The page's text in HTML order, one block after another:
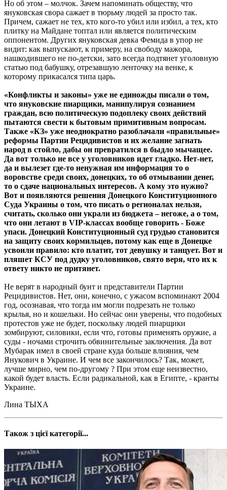
Но об этом – молчок. Зачем напоминать обществу, что
януковская свора сажает в тюрьму людей за просто так.
Причем, сажает не тех, кто кого-то убил или избил, а тех, кто
плитку на Майдане топтал или является политическим
оппонентом. Других януковская девка Фемида в упор не
видит: как выпускают, к примеру, на свободу мажора,
нашкодившего не по-детски, зато всегда подтянет уголовную
статью под бабушку, отрезавшую ленточку на венке, к
которому прикасался типа царь.
«Конфликты и законы» уже не единожды писали о том,
что януковские пиарщики, манипулируя сознанием
граждан, всю политическую подоплеку своих действий
пытаются свести к бытовым примитивным вопросам.
Также «КЗ» уже неоднократно разоблачали «правильные»
реформы Партии Рецидивистов и их желание загнать
народ в стойло, дабы он превратился в быдло мычащее.
Да вот только не все у уголовников идет гладко. Нет-нет,
да и вылезет где-то ненужная им информация то о
воровстве среди своих, донецких, то об отмывании денег,
то о сдаче национальных интересов. А кому это нужно?
Вот и появляются решения Донецкого Конституционного
Суда Украины о том, что писать о регионалах нельзя,
считать, сколько они украли из бюджета – негоже, а о том,
что они летают в VIP-классах вообще говорить - Боже
упаси. Донецкий Конституционный суд грудью становится
на защиту своих кормильцев, потому как еще в Донецке
усвоили правило: кто платит, тот девушку и танцует. Вот и
пляшет КСУ под дудку уголовников, свято веря, что их к
ответу никто не притянет.
Не верят в народный бунт и представители Партии
Рецидивистов. Нет, они, конечно, с ужасом вспоминают 2004
год, осознавая, что тогда им могли подрезать не только
крылья, но и кошельки. Но сейчас они уверены, что подобных
протестов уже не будет, поскольку людей пиарщики
зомбируют, силовики, если что, готовы применять оружие, а
суды - ночами строчить обвинительные заключения. Да вот
Мубарак имел в своей стране куда больше влияния, чем
Янукович в Украине. И чем все закончилось? Так, может,
лучше мирно, чем по-другому ? При этом еще неизвестно,
какой будет власть. Если радикальной, как в Египте, - кранты
Украине.
Лина ТЫХА
Також з цієї категорії...